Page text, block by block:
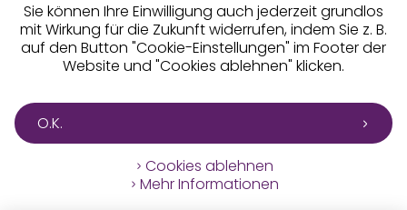
Sie können Ihre Einwilligung auch jederzeit grundlos
mit Wirkung für die Zukunft widerrufen, indem Sie z. B.
auf den Button "Cookie-Einstellungen" im Footer der
Website und "Cookies ablehnen" klicken.
O.K.
Cookies ablehnen
Mehr Informationen